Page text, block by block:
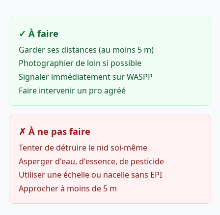
✓ À faire
Garder ses distances (au moins 5 m)
Photographier de loin si possible
Signaler immédiatement sur WASPP
Faire intervenir un pro agréé
✗ À ne pas faire
Tenter de détruire le nid soi-même
Asperger d'eau, d'essence, de pesticide
Utiliser une échelle ou nacelle sans EPI
Approcher à moins de 5 m